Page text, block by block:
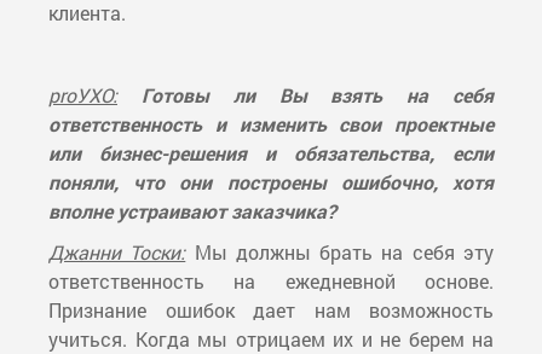
клиента.
proУХО:
Готовы ли Вы взять на себя
ответственность и изменить свои проектные
или бизнес-решения и обязательства, если
поняли, что они построены ошибочно, хотя
вполне устраивают заказчика?
Джанни Тоски: Мы должны брать на себя эту
ответственность на ежедневной основе.
Признание ошибок дает нам возможность
учиться. Когда мы отрицаем их и не берем на